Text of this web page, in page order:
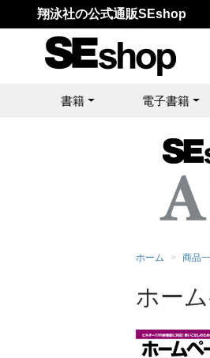
翔泳社の公式通販SEshop
書籍 電子書籍
ホーム 商品
ホー